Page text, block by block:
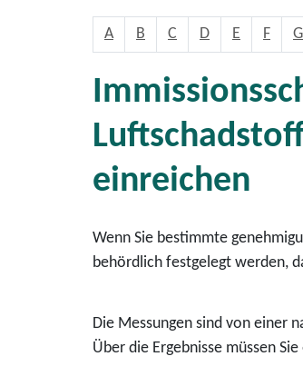
A B C D E F G
einreichen
Wenn Sie bestimmte
behördlich festgelegt werden,
Die Messungen sind von einer
Über die Ergebnisse müssen